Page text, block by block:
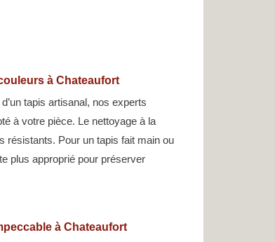
à Chateaufort
tapis artisanal, nos experts
à votre pièce. Le nettoyage à la
résistants. Pour un tapis fait main ou
plus approprié pour préserver
à Chateaufort